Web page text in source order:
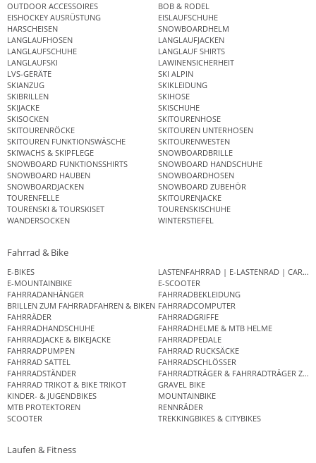
OUTDOOR ACCESSOIRES
BOB & RODEL
EISHOCKEY AUSRÜSTUNG
EISLAUFSCHUHE
HARSCHEISEN
SNOWBOARDHELM
LANGLAUFHOSEN
LANGLAUFJACKEN
LANGLAUFSCHUHE
LANGLAUF SHIRTS
LANGLAUFSKI
LAWINENSICHERHEIT
LVS-GERÄTE
SKI ALPIN
SKIANZUG
SKIKLEIDUNG
SKIBRILLEN
SKIHOSE
SKIJACKE
SKISCHUHE
SKISOCKEN
SKITOURENHOSE
SKITOURENRÖCKE
SKITOUREN UNTERHOSEN
SKITOUREN FUNKTIONSWÄSCHE
SKITOURENWESTEN
SKIWACHS & SKIPFLEGE
SNOWBOARDBRILLE
SNOWBOARD FUNKTIONSSHIRTS
SNOWBOARD HANDSCHUHE
SNOWBOARD HAUBEN
SNOWBOARDHOSEN
SNOWBOARDJACKEN
SNOWBOARD ZUBEHÖR
TOURENFELLE
SKITOURENJACKE
TOURENSKI & TOURSKISET
TOURENSKISCHUHE
WANDERSOCKEN
WINTERSTIEFEL
Fahrrad & Bike
E-BIKES
LASTENFAHRRAD | E-LASTENRAD |
E-MOUNTAINBIKE
E-SCOOTER
FAHRRADANHÄNGER
FAHRRADBEKLEIDUNG
BRILLEN ZUM FAHRRADFAHREN & BIKEN FAHRRADCOMPUTER
FAHRRÄDER
FAHRRADGRIFFE
FAHRRADHANDSCHUHE
FAHRRADHELME & MTB HELME
FAHRRADJACKE & BIKEJACKE
FAHRRADPEDALE
FAHRRADPUMPEN
FAHRRAD RUCKSÄCKE
FAHRRAD SATTEL
FAHRRADSCHLÖSSER
FAHRRADSTÄNDER
FAHRRADTRÄGER & FAHRRADTRÄGER
FAHRRAD TRIKOT & BIKE TRIKOT
GRAVEL BIKE
KINDER- & JUGENDBIKES
MOUNTAINBIKE
MTB PROTEKTOREN
RENNRÄDER
SCOOTER
TREKKINGBIKES & CITYBIKES
Laufen & Fitness